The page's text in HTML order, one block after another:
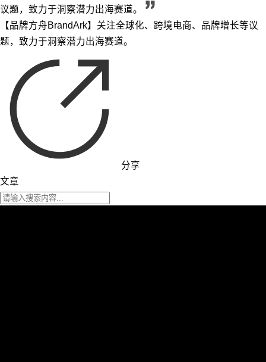
议题，致力于洞察潜力出海赛道。
【品牌方舟BrandArk】关注全球化、跨境电商、品牌增长等议
题，致力于洞察潜力出海赛道。
分享
文章